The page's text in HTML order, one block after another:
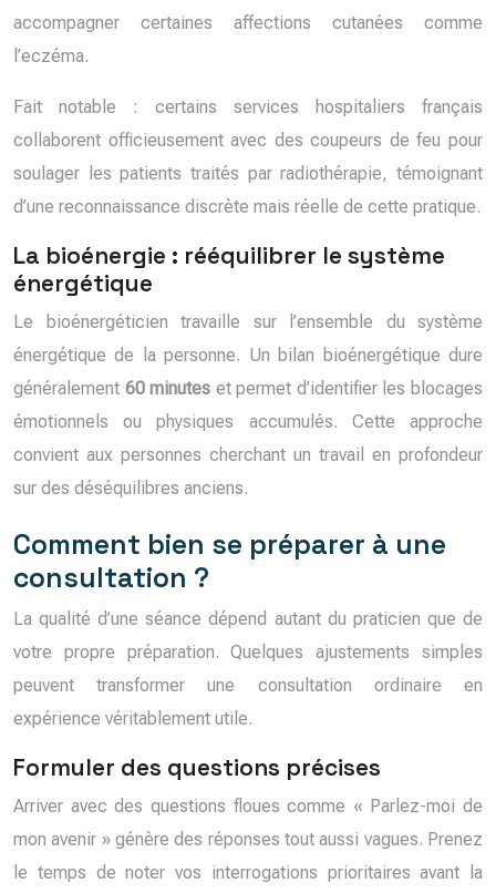
accompagner certaines affections cutanées comme
l’eczéma.
Fait notable : certains services hospitaliers français
collaborent officieusement avec des coupeurs de feu pour
soulager les patients traités par radiothérapie, témoignant
d’une reconnaissance discrète mais réelle de cette pratique.
La bioénergie : rééquilibrer le système
énergétique
Le bioénergéticien travaille sur l’ensemble du système
énergétique de la personne. Un bilan bioénergétique dure
généralement 60 minutes et permet d’identifier les blocages
émotionnels ou physiques accumulés. Cette approche
convient aux personnes cherchant un travail en profondeur
sur des déséquilibres anciens.
Comment bien se préparer à une
consultation ?
La qualité d’une séance dépend autant du praticien que de
votre propre préparation. Quelques ajustements simples
peuvent transformer une consultation ordinaire en
expérience véritablement utile.
Formuler des questions précises
Arriver avec des questions floues comme « Parlez-moi de
mon avenir » génère des réponses tout aussi vagues. Prenez
le temps de noter vos interrogations prioritaires avant la